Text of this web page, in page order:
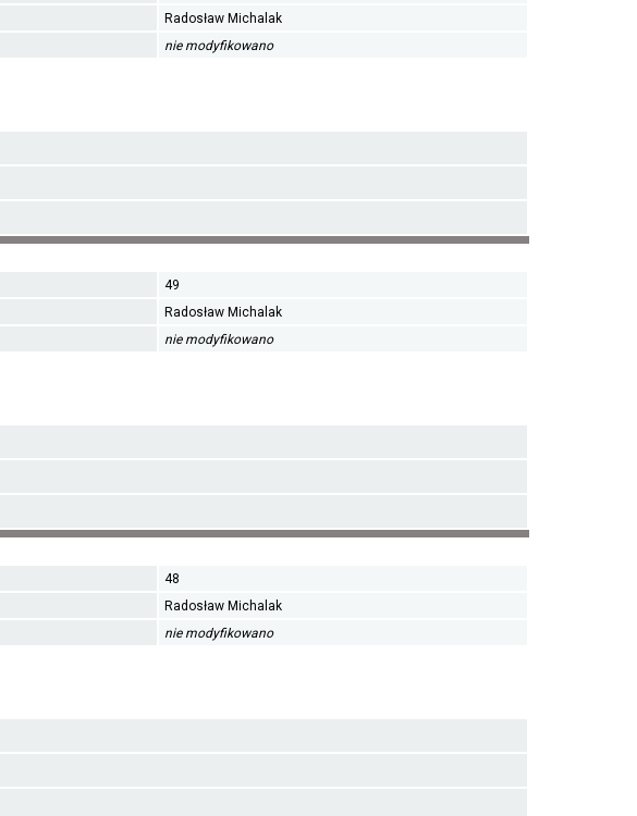
Radosław Michalak
nie modyfikowano
49
Radosław Michalak
nie modyfikowano
48
Radosław Michalak
nie modyfikowano